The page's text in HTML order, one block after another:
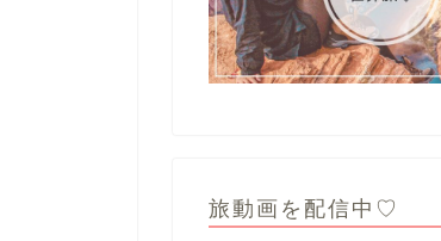
旅動画を配信中♡